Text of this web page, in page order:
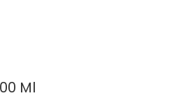
Ml